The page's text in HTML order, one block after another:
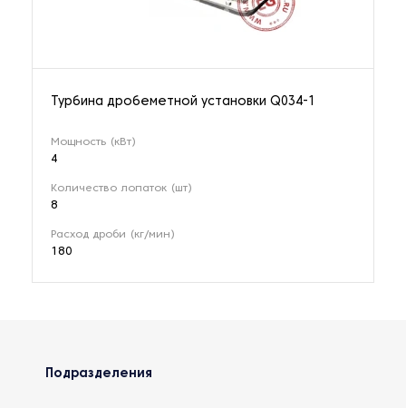
Турбина дробеметной установки Q034-1
Мощность (кВт)
4
Количество лопаток (шт)
8
Расход дроби (кг/мин)
180
Подразделения